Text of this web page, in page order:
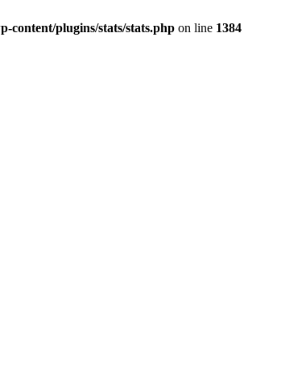
plugins/stats/stats.php on line 1384